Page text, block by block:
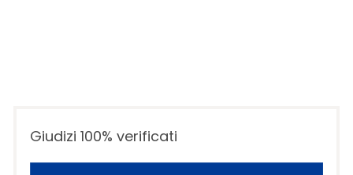
Giudizi 100% verificati